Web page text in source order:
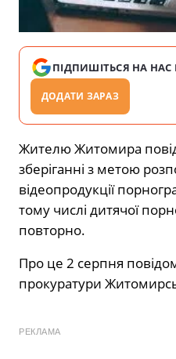
ПІДПИШІТЬСЯ НА НАС В
ДОДАТИ ЗАРАЗ
Жителю Житомира
зберіганні з метою
відеопродукції
тому числі дитячої
повторно.
Про це 2 серпня
прокуратури
РЕКЛАМА